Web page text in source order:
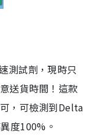
測試劑，現時只
送貨時間！這款
，可檢測到Delta
度100%。